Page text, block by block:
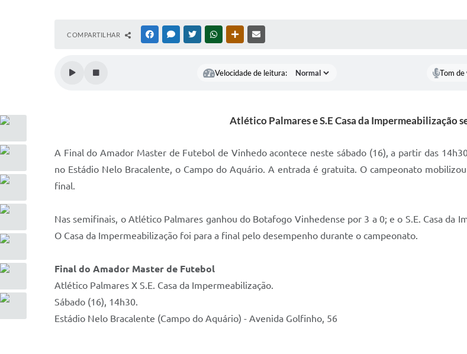
COMPARTILHAR FACEBOOKMESSENGER
TWITTERWHATSAPPOUTRAS MÍDIAS
Velocidade de leitura: Tom de
Atlético Palmares e S.E Casa da Impermeabilização
A Final do Amador Master de Futebol de Vinhedo acontece neste sábado (16), a partir das
no Estádio Nelo Bracalente, o Campo do Aquário. A entrada é gratuita. O campeonato
final.
Nas semifinais, o Atlético Palmares ganhou do Botafogo Vinhedense por 3 a 0; e o S.E. Casa da
O Casa da Impermeabilização foi para a final pelo desempenho durante o campeonato.
Final do Amador Master de Futebol
Atlético Palmares X S.E. Casa da Impermeabilização.
Sábado (16), 14h30.
Estádio Nelo Bracalente (Campo do Aquário) - Avenida Golfinho, 56